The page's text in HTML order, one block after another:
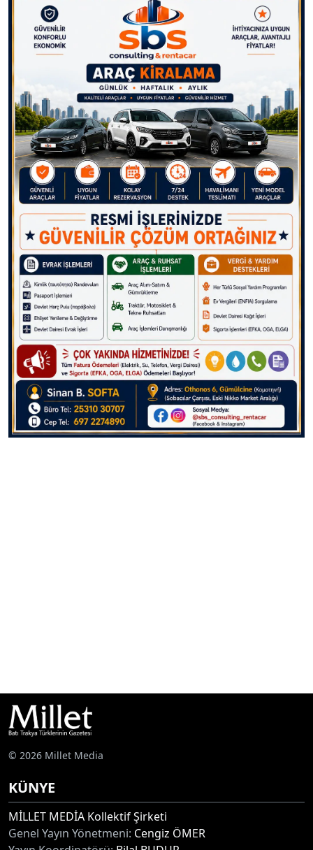
© 2026 Millet Media
KÜNYE
MİLLET MEDİA Kollektif Şirketi
Genel Yayın Yönetmeni: Cengiz ÖMER